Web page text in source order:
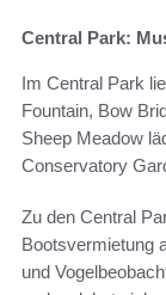
Central Park:
Im Central Park
Fountain, Bow
Sheep Meadow
Conservatory
Zu den Central
Bootsvermietung
und